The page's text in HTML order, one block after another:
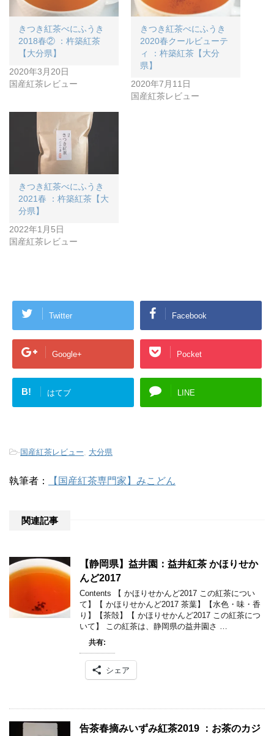
きつき紅茶べにふうき
2018春② ：杵築紅茶
【大分県】
2020年3月20日
国産紅茶レビュー
きつき紅茶べにふうき
2020春クールビューテ
ィ ：杵築紅茶【大分
県】
2020年7月11日
国産紅茶レビュー
きつき紅茶べにふうき
2021春 ：杵築紅茶【大
分県】
2022年1月5日
国産紅茶レビュー
Twitter Facebook
Google+ Pocket
B! はてブ LINE
-国産紅茶レビュー, 大分県
執筆者： 【国産紅茶専門家】みこどん
関連記事
【静岡県】益井園：益井紅茶 かほりせか
んど2017
Contents 【 かほりせかんど2017 この紅茶につい
て】【 かほりせかんど2017 茶葉】【水色・味・香
り】【茶殻】【 かほりせかんど2017 この紅茶につ
いて】 この紅茶は、静岡県の益井園さ …
共有:
シェア
告茶春摘みいずみ紅茶2019 ：お茶のカジ